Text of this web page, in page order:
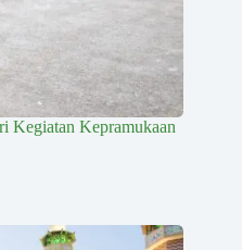
Kegiatan Kepramukaan